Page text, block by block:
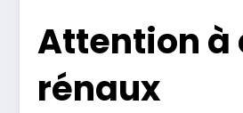
Attention à
rénaux